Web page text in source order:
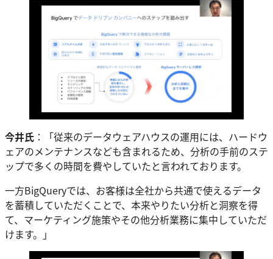
今井氏 ：「従来のデータウェアハウスの運用には、ハードウ
ェアのメンテナンスなども含まれるため、分析の手前のステ
ップで多くの時間を費やしていたと言われております。
一方BigQueryでは、お客様は全社から共通で使えるデータ
を蓄積していただくことで、本来やりたい分析と洞察を得
て、マーケティング施策やその他分析業務に集中していただ
けます。」